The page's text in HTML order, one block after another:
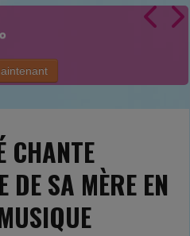
CHANTE
DE SA MÈRE EN